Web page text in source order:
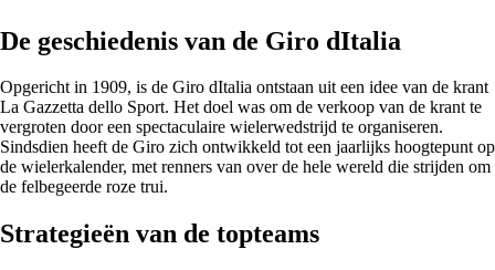
De geschiedenis van de Giro dItalia
Opgericht in 1909, is de Giro dItalia ontstaan uit een idee van de krant
La Gazzetta dello Sport. Het doel was om de verkoop van de krant te
vergroten door een spectaculaire wielerwedstrijd te organiseren.
Sindsdien heeft de Giro zich ontwikkeld tot een jaarlijks hoogtepunt op
de wielerkalender, met renners van over de hele wereld die strijden om
de felbegeerde roze trui.
Strategieën van de topteams